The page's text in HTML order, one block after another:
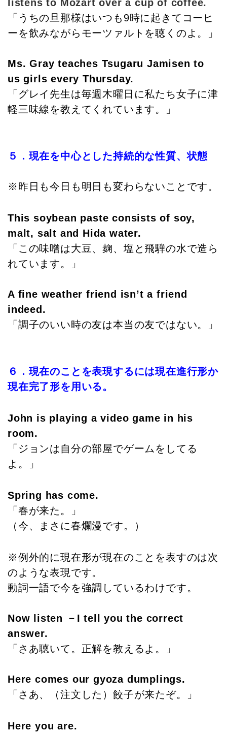
listens to Mozart over a cup of coffee.
「うちの旦那様はいつも9時に起きてコーヒ
ーを飲みながらモーツァルトを聴くのよ。」
Ms. Gray teaches Tsugaru Jamisen to
us girls every Thursday.
「グレイ先生は毎週木曜日に私たち女子に津
軽三味線を教えてくれています。」
５．現在を中心とした持続的な性質、状態
※昨日も今日も明日も変わらないことです。
This soybean paste consists of soy,
malt, salt and Hida water.
「この味噌は大豆、麹、塩と飛騨の水で造ら
れています。」
A fine weather friend isn’t a friend
indeed.
「調子のいい時の友は本当の友ではない。」
６．現在のことを表現するには現在進行形か
現在完了形を用いる。
John is playing a video game in his
room.
「ジョンは自分の部屋でゲームをしてる
よ。」
Spring has come.
「春が来た。」
（今、まさに春爛漫です。）
※例外的に現在形が現在のことを表すのは次
のような表現です。
動詞一語で今を強調しているわけです。
Now listen －I tell you the correct
answer.
「さあ聴いて。正解を教えるよ。」
Here comes our gyoza dumplings.
「さあ、（注文した）餃子が来たぞ。」
Here you are.